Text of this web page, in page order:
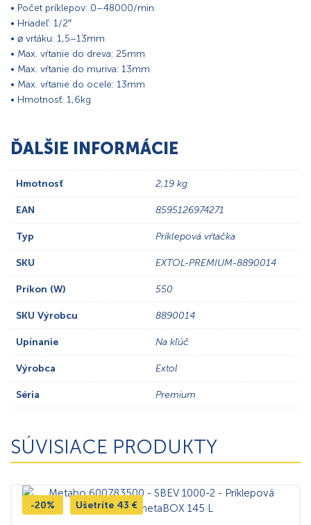
• Počet príklepov: 0–48000/min
• Hriadeľ: 1/2″
• ⌀ vrtáku: 1,5–13mm
• Max. vŕtanie do dreva: 25mm
• Max. vŕtanie do muriva: 13mm
• Max. vŕtanie do ocele: 13mm
• Hmotnosť: 1,6kg
ĎALŠIE INFORMÁCIE
Hmotnosť 2,19 kg
EAN 8595126974271
Typ Príklepová vŕtačka
SKU EXTOL-PREMIUM-8890014
Príkon (W) 550
SKU Výrobcu 8890014
Upínanie Na kľúč
Výrobca Extol
Séria Premium
SÚVISIACE PRODUKTY
-20% Ušetríte 43 €